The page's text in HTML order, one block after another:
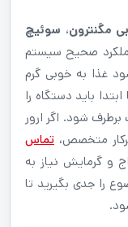
مگنترون، سوئیچ
صحیح سیستم
غذا به خوبی گرم
باید دستگاه را
شود. اگر ارور
متخصص، تماس
و گرمایش نیاز به
را جدی بگیرید تا